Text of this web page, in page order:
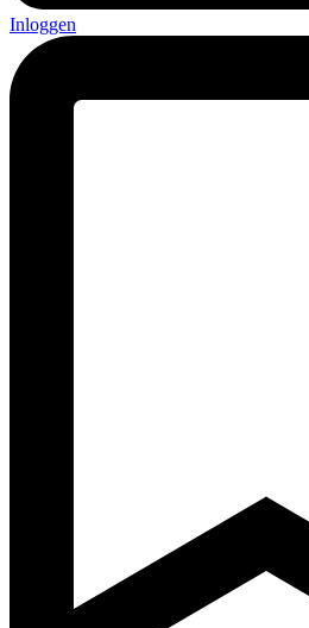
Inloggen